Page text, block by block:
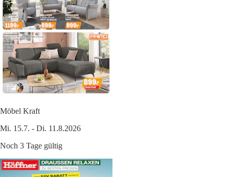
Möbel Kraft
Mi. 15.7. - Di. 11.8.2026
Noch 3 Tage gültig